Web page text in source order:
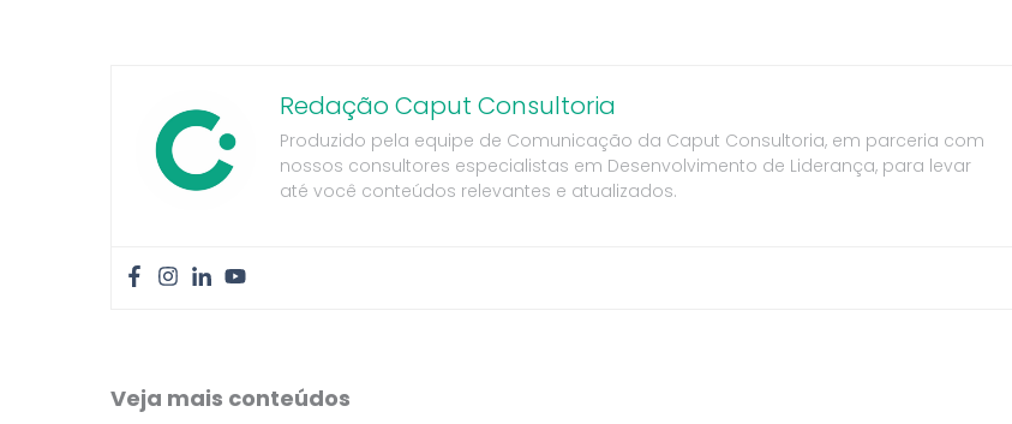
Redação Caput Consultoria
Produzido pela equipe de Comunicação da Caput Consultoria, em parceria com
nossos consultores especialistas em Desenvolvimento de Liderança, para levar
até você conteúdos relevantes e atualizados.
Veja mais conteúdos